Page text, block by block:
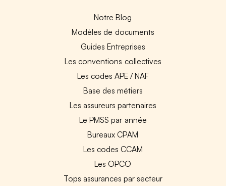
Notre Blog
Modèles de documents
Guides Entreprises
Les conventions collectives
Les codes APE / NAF
Base des métiers
Les assureurs partenaires
Le PMSS par année
Bureaux CPAM
Les codes CCAM
Les OPCO
Tops assurances par secteur